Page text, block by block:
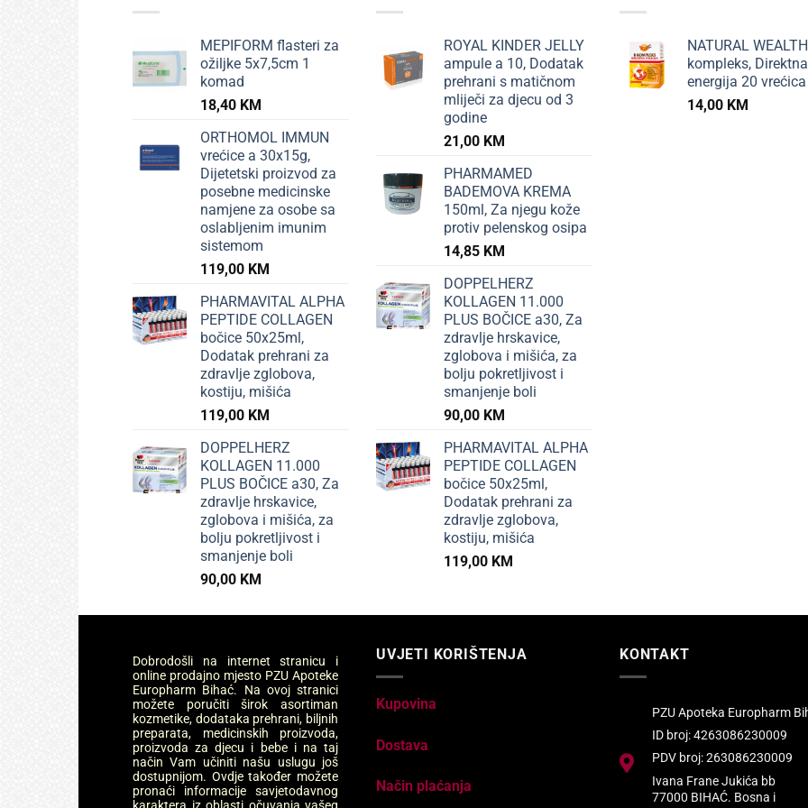
MEPIFORM flasteri za
ožiljke 5x7,5cm 1
komad
18,40 KM
ORTHOMOL IMMUN
vrećice a 30x15g,
Dijetetski proizvod za
posebne medicinske
namjene za osobe sa
oslabljenim imunim
sistemom
119,00 KM
PHARMAVITAL ALPHA
PEPTIDE COLLAGEN
bočice 50x25ml,
Dodatak prehrani za
zdravlje zglobova,
kostiju, mišića
119,00 KM
DOPPELHERZ
KOLLAGEN 11.000
PLUS BOČICE a30, Za
zdravlje hrskavice,
zglobova i mišića, za
bolju pokretljivost i
smanjenje boli
90,00 KM
ROYAL KINDER JELLY
ampule a 10, Dodatak
prehrani s matičnom
mliječi za djecu od 3
godine
21,00 KM
PHARMAMED
BADEMOVA KREMA
150ml, Za njegu kože
protiv pelenskog osipa
14,85 KM
DOPPELHERZ
KOLLAGEN 11.000
PLUS BOČICE a30, Za
zdravlje hrskavice,
zglobova i mišića, za
bolju pokretljivost i
smanjenje boli
90,00 KM
PHARMAVITAL ALPHA
PEPTIDE COLLAGEN
bočice 50x25ml,
Dodatak prehrani za
zdravlje zglobova,
kostiju, mišića
119,00 KM
NATURAL
kompleks, Direktna
energija 20 vrećica
14,00 KM
Dobrodošli na internet stranicu i
online prodajno mjesto PZU Apoteke
Europharm Bihać. Na ovoj stranici
možete poručiti širok asortiman
kozmetike, dodataka prehrani, biljnih
preparata, medicinskih proizvoda,
proizvoda za djecu i bebe i na taj
način Vam učiniti našu uslugu još
dostupnijom. Ovdje također možete
pronaći informacije savjetodavnog
UVJETI KORIŠTENJA
Kupovina
Dostava
Način plaćanja
KONTAKT
PZU Apoteka Europharm
ID broj: 4263086230009
PDV broj: 263086230009
Ivana Frane Jukića bb
77000 BIHAĆ. Bosna i